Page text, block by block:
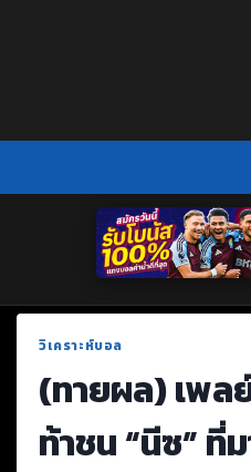
วิเคราะห์บอล
(ทายผล) เพล
ท้าชน “นีซ” ที่